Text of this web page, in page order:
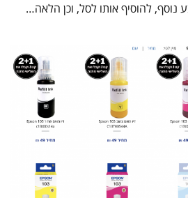
להוסיף אותו לסל, וכן הלאה…